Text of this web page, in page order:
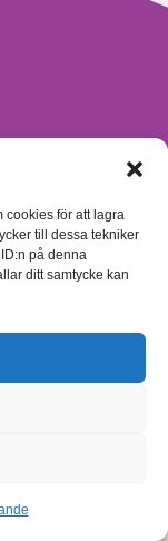
cookies för att lagra
till dessa tekniker
på denna
ditt samtycke kan
i Sibbo.